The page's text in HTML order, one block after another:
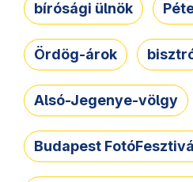
bírósági ülnök
Ördög-árok
Alsó-Jegenye-völgy
Budapest